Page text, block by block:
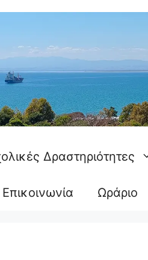
Δραστηριότητες
Επικοινωνία Ωράριο